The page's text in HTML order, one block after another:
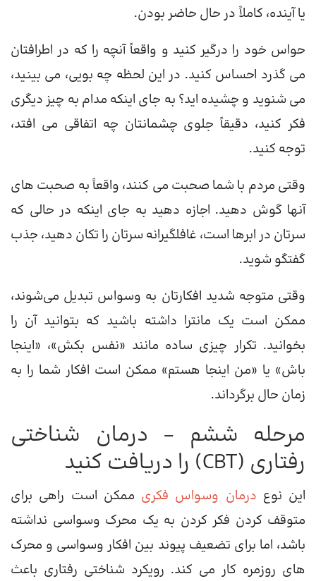
یا آینده، کاملاً در حال حاضر بودن.
حواس خود را درگیر کنید و واقعاً آنچه را که در اطرافتان
می گذرد احساس کنید. در این لحظه چه بویی، می بینید،
می شنوید و چشیده اید؟ به جای اینکه مدام به چیز دیگری
فکر کنید، دقیقاً جلوی چشمانتان چه اتفاقی می افتد،
توجه کنید.
وقتی مردم با شما صحبت می کنند، واقعاً به صحبت های
آنها گوش دهید. اجازه دهید به جای اینکه در حالی که
سرتان در ابرها است، غافلگیرانه سرتان را تکان دهید، جذب
گفتگو شوید.
وقتی متوجه شدید افکارتان به وسواس تبدیل می‌شوند،
ممکن است یک مانترا داشته باشید که بتوانید آن را
بخوانید. تکرار چیزی ساده مانند «نفس بکش»، «اینجا
باش» یا «من اینجا هستم» ممکن است افکار شما را به
زمان حال برگرداند.
مرحله ششم – درمان شناختی
رفتاری (CBT) را دریافت کنید
این نوع درمان وسواس فکری ممکن است راهی برای
متوقف کردن فکر کردن به یک محرک وسواسی نداشته
باشد، اما برای تضعیف پیوند بین افکار وسواسی و محرک
های روزمره کار می کند. رویکرد شناختی رفتاری باعث